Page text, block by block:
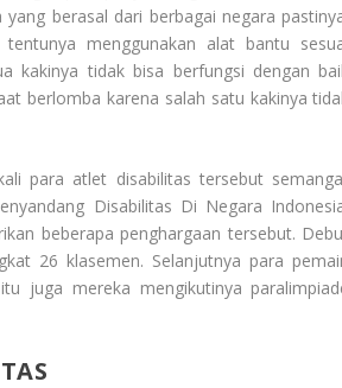
berasal dari berbagai negara
menggunakan alat bantu
kakinya tidak bisa berfungsi dengan
berlomba karena salah satu kakinya
para atlet disabilitas tersebut
Disabilitas Di Negara
beberapa penghargaan tersebut.
26 klasemen. Selanjutnya para
juga mereka mengikutinya